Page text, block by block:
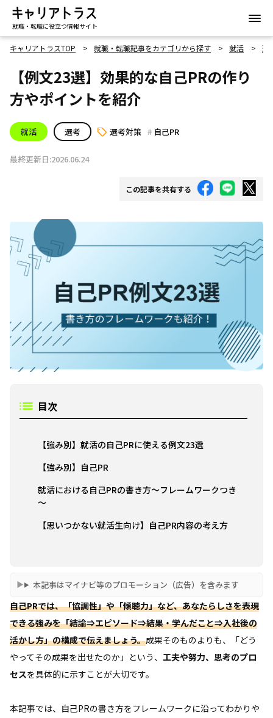
就職・転職に役立つ情報サイト
キャリアトラスTOP 就職・転職記事をカテゴリから探す 就活 選
【例文23選】効果的な自己PRの作り
方やポイントを紹介
就活 選考 選考対策 自己PR
最終更新日:2026.06.24
この記事を共有する
目次
【強み別】就活の自己PRに使える例文23選
【強み別】自己PR
就活における自己PRの書き方～フレームワークつき
～
【思いつかない就活生向け】自己PR内容の考え方
本記事はマイナビ等のプロモーション（広告）を含みます
自己PRでは、「協調性」や「傾聴力」など、あなたらしさを表現
できる強みを「結論⇒エピソード⇒結果・学んだこと⇒入社後の
活かし方」の構成で伝えましょう。成果そのものよりも、「どう
やってその成果を出せたのか」という、 工夫や努力、思考のプロ
セスを具体的に示すことが大切です。
本記事では、自己PRの書き方をフレームワークに沿ってわかりや